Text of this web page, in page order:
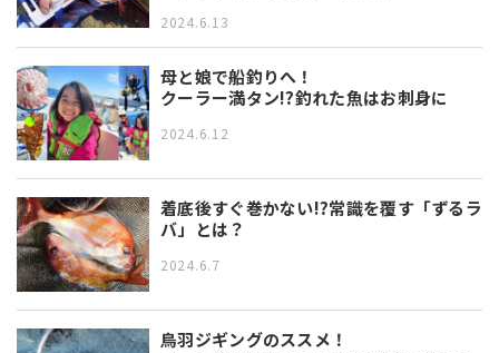
2024.6.13
母と娘で船釣りへ！
クーラー満タン!?釣れた魚はお刺身に
2024.6.12
着底後すぐ巻かない!?常識を覆す「ずるラ
バ」とは？
2024.6.7
鳥羽ジギングのススメ！